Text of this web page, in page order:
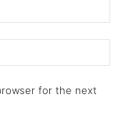
for the next